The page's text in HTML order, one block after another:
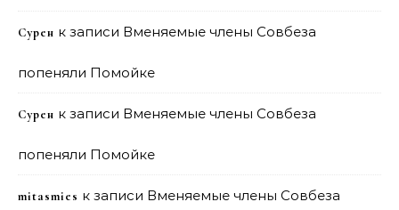
Сурен к записи Вменяемые члены Совбеза
попеняли Помойке
Сурен к записи Вменяемые члены Совбеза
попеняли Помойке
mitasmies к записи Вменяемые члены Совбеза